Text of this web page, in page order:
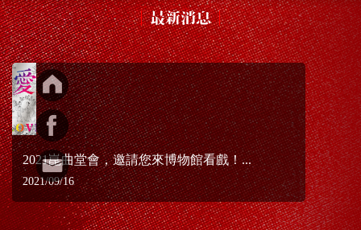
最新消息
2021崑曲堂會，邀請您來博物館看戲！...
2021/09/16